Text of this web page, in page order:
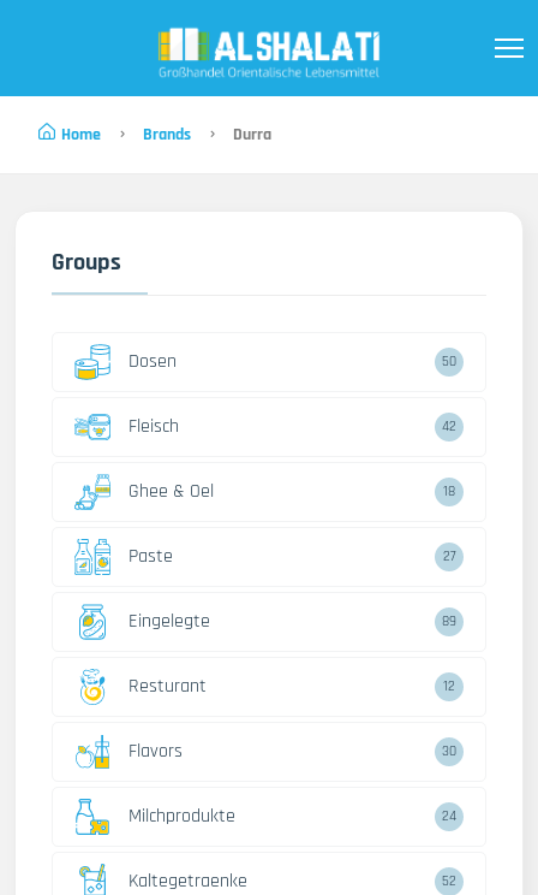
Home Brands Durra
Groups
Dosen 50
Fleisch 42
Ghee & Oel 18
Paste 27
Eingelegte 89
Resturant 12
Flavors 30
Milchprodukte 24
Kaltegetraenke 52